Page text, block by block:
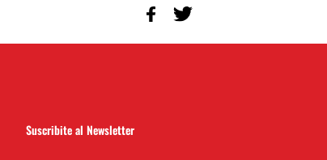
Suscribite al Newsletter